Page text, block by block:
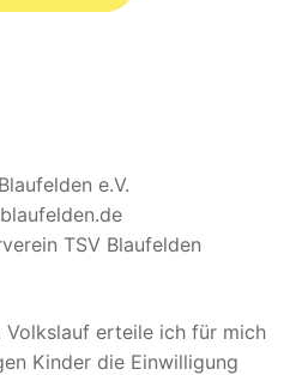
e.V.
TSV Blaufelden
erteile ich für mich
Kinder die Einwilligung